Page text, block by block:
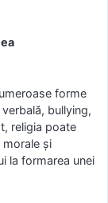
forme
bullying,
religia poate
și
la formarea unei